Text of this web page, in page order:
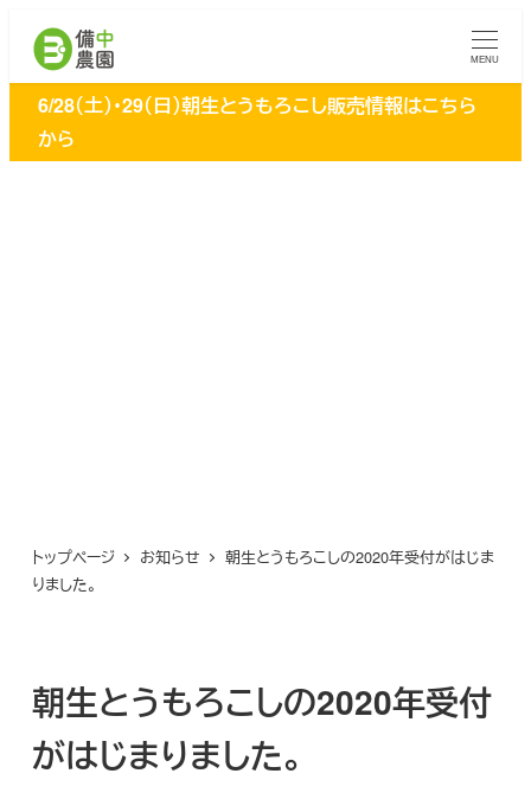
ン
ン
MENU
6/28（土）・29（日）朝生とうもろこし販売情報はこちら
から
トップページ お知らせ
朝生とうもろこしの2020年受付がはじま
りました。
朝生とうもろこしの2020年受付
がはじまりました。